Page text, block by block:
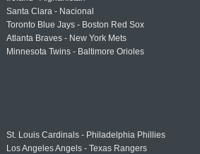
Santa Clara - Nacional
Toronto Blue Jays - Boston Red Sox
Atlanta Braves - New York Mets
Minnesota Twins - Baltimore Orioles
St. Louis Cardinals - Philadelphia Phillies
Los Angeles Angels - Texas Rangers